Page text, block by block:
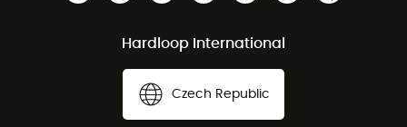
Hardloop International
Czech Republic